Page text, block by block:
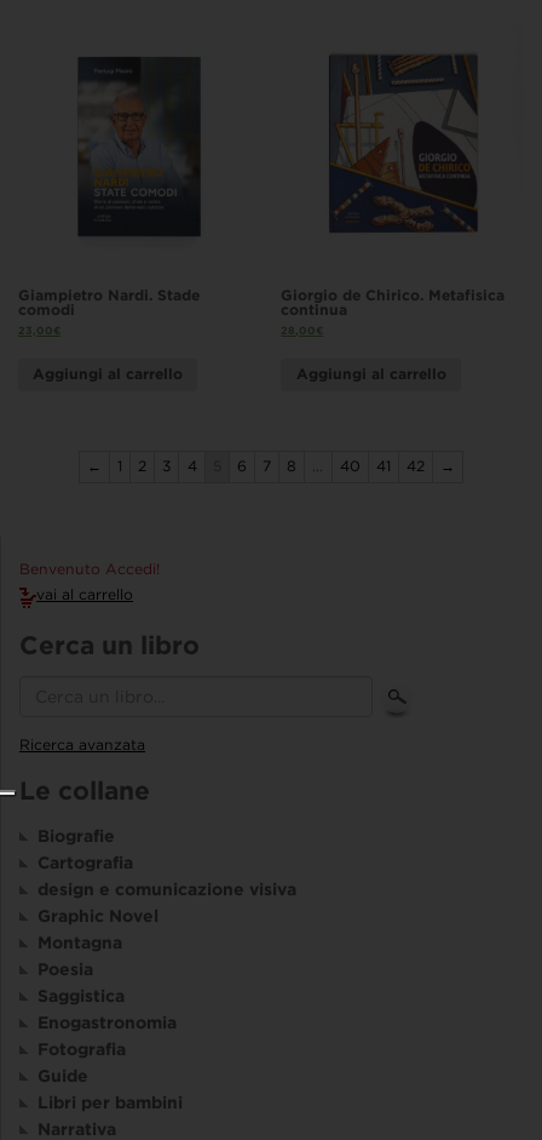
Giampietro Nardi. Stade
comodi
23,00€
Aggiungi al carrello
Giorgio de Chirico. Metafisica
continua
28,00€
Aggiungi al carrello
← 1 2 3 4 6 7 8 … 40 41 42 →
Benvenuto Accedi!
vai al carrello
Cerca un libro
Ricerca avanzata
Le collane
Biografie
Cartografia
design e comunicazione visiva
Graphic Novel
Montagna
Poesia
Saggistica
Enogastronomia
Fotografia
Guide
Libri per bambini
Narrativa